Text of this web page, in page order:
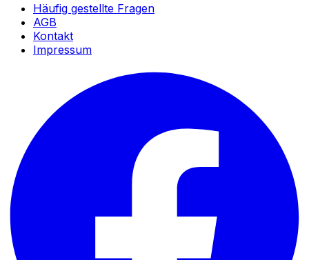
Häufig gestellte Fragen
AGB
Kontakt
Impressum